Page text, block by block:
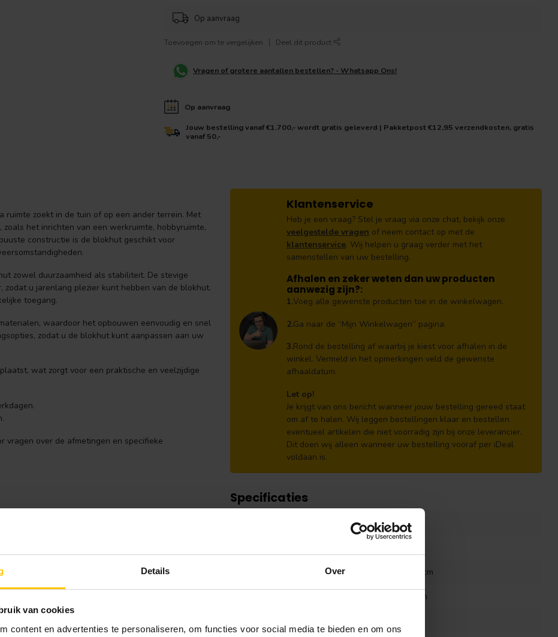
Details Over
van cookies
content en advertenties te personaliseren, om functies voor social media te bieden en om ons
Op aanvraag
Toevoegen om te vergelijken Deel dit product
Vragen of grotere aantallen bestellen? - Whatsapp Ons!
Op aanvraag
Jouw bestelling vanaf €1.700,- wordt gratis geleverd | Pakketpost €12,95 verzendkosten, gratis
vanaf 50,-
ruimte zoekt in de tuin of op een ander terrein. Met
het inrichten van een werkruimte, hobbyruimte,
constructie is de blokhut geschikt voor
zowel duurzaamheid als stabiliteit. De stevige
u jarenlang plezier kunt hebben van de blokhut.
toegang.
waardoor het opbouwen eenvoudig en snel
zodat u de blokhut kunt aanpassen aan uw
wat zorgt voor een praktische en veelzijdige
vragen over de afmetingen en specifieke
Klantenservice
Heb je een vraag? Stel je vraag via onze chat, bekijk onze
veelgestelde vragen of neem contact op met de
klantenservice. Wij helpen u graag verder met het
samenstellen van uw bestelling.
Afhalen en zeker weten dan uw producten
aanwezig zijn?:
1.Voeg alle gewenste producten toe in de winkelwagen.
2.Ga naar de “Mijn Winkelwagen” pagina.
3.Rond de bestelling af waarbij je kiest voor afhalen in de
winkel. Vermeld in het opmerkingen veld de gewenste
afhaaldatum.
Let op!
Je krijgt van ons bericht wanneer jouw bestelling gereed staat
om af te halen. Wij leggen bestellingen klaar en bestellen
eventueel artikelen die niet voorradig zijn bij onze leverancier.
Dit doen wij alleen wanneer uw bestelling vooraf per iDeal
voldaan is.
Specificaties
Tuindeco
300+425x400x236cm
Onbehandeld vuren